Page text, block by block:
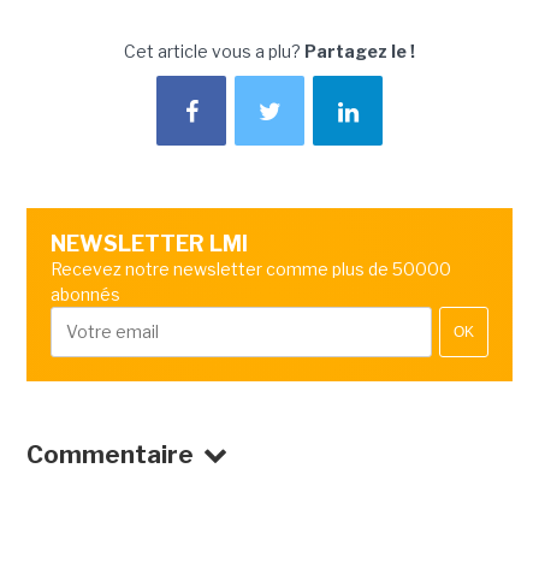
Cet article vous a plu? Partagez le !
NEWSLETTER LMI
Recevez notre newsletter comme plus de 50000
abonnés
OK
Commentaire